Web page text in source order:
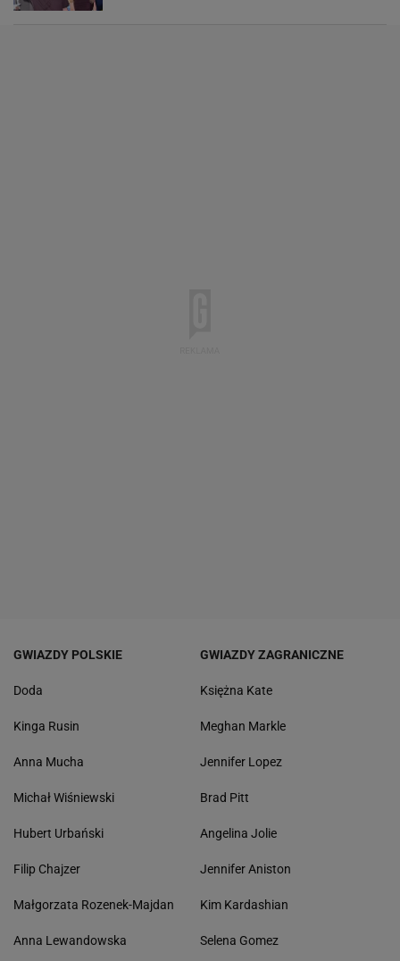
GWIAZDY POLSKIE
Doda
Kinga Rusin
Anna Mucha
Michał Wiśniewski
Hubert Urbański
Filip Chajzer
Małgorzata Rozenek-Majdan
Anna Lewandowska
GWIAZDY ZAGRANICZNE
Księżna Kate
Meghan Markle
Jennifer Lopez
Brad Pitt
Angelina Jolie
Jennifer Aniston
Kim Kardashian
Selena Gomez